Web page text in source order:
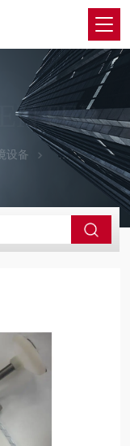
设备 ANEST IWATA